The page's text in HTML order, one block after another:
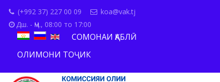
(+992 37) 227 00 09
koa@vak.tj
Дш. - Ҷм., 08:00 то 17:00
СОМОНАИ ҚАБЛӢ
ОЛИМОНИ ТОҶИК